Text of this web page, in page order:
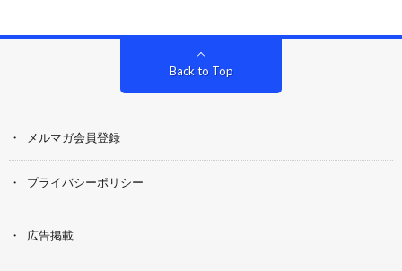
Back to Top
メルマガ会員登録
プライバシーポリシー
広告掲載